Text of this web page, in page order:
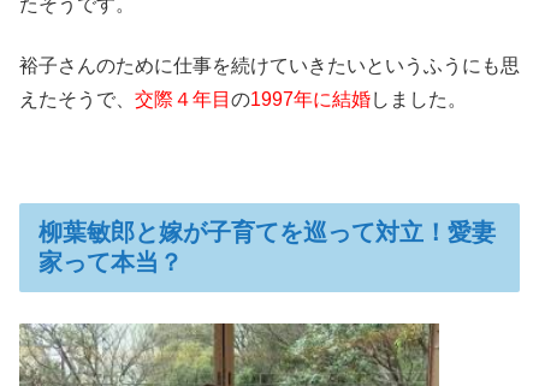
たそうです。
裕子さんのために仕事を続けていきたいというふうにも思
えたそうで、 交際４年目 の1997年に結婚しました。
柳葉敏郎と嫁が子育てを巡って対立！愛妻
家って本当？